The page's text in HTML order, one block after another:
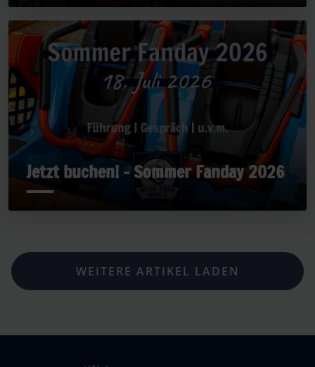
Jetzt buchen! - Sommer Fanday 2026
WEITERE ARTIKEL LADEN